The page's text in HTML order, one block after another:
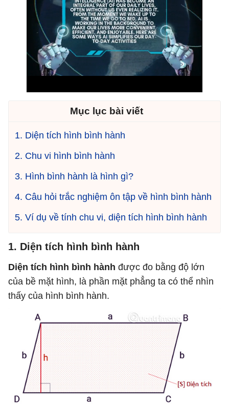
Mục lục bài viết
1. Diện tích hình bình hành
2. Chu vi hình bình hành
3. Hình bình hành là hình gì?
4. Câu hỏi trắc nghiệm ôn tập về hình bình hành
5. Ví dụ về tính chu vi, diện tích hình bình hành
1. Diện tích hình bình hành
Diện tích hình bình hành được đo bằng độ lớn
của bề mặt hình, là phần mặt phẳng ta có thể nhìn
thấy của hình bình hành.